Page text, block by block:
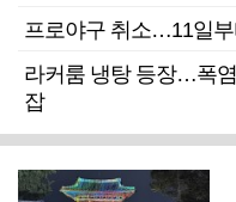
프로야구 취소…11일부
라커룸 냉탕 등장…폭
잡